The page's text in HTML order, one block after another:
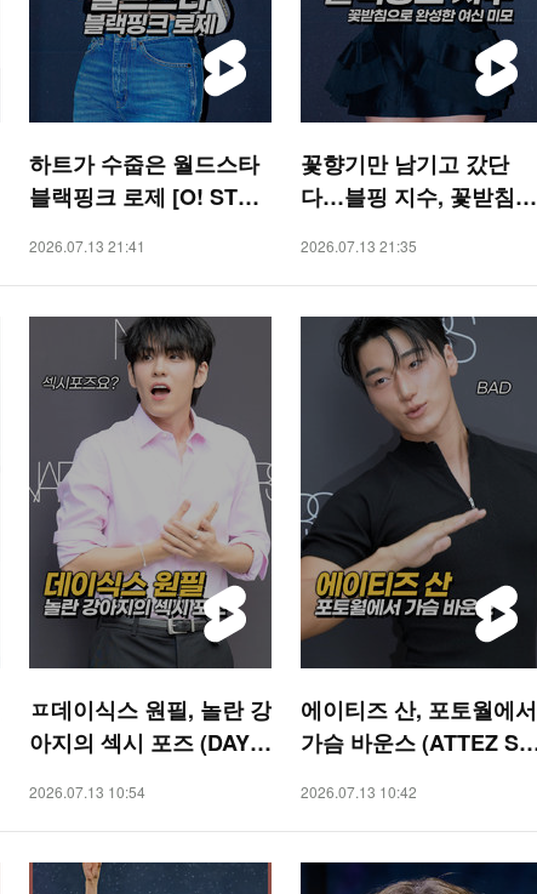
하트가 수줍은 월드스타
블랙핑크 로제 [O! STAR
2026.07.13 21:41
꽃향기만 남기고 갔단
다…블핑 지수, 꽃받침으
STAR 숏폼]
2026.07.13 21:35
ㅍ데이식스 원필, 놀란 강
아지의 섹시 포즈 (DAY6
폼]
2026.07.13 10:54
에이티즈 산, 포토월에서
가슴 바운스 (ATTEZ SA
2026.07.13 10:42